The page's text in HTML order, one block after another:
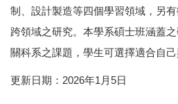
制、設計製造等四個學習領域，另
跨領域之研究。本學系碩士班涵蓋
關科系之課題，學生可選擇適合自己
更新日期：2026年1月5日